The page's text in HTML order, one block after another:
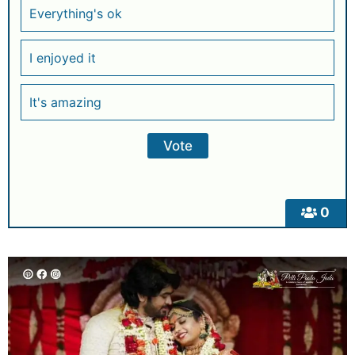
0
Everything's ok
I enjoyed it
It's amazing